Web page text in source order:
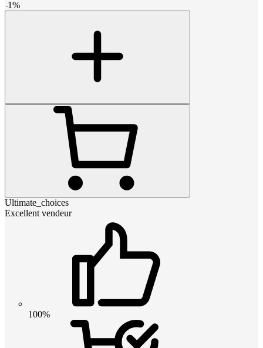
-1%
Ultimate_choices
Excellent vendeur
100%